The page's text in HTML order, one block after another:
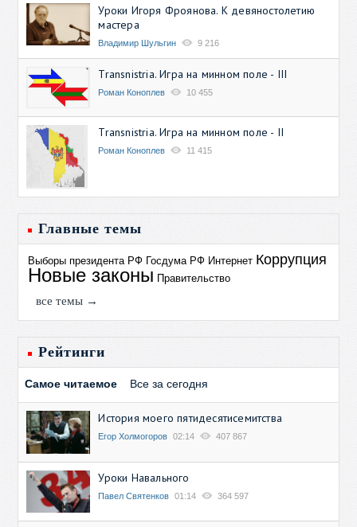
Уроки Игоря Фроянова. К девяностолетию
мастера
Владимир Шульгин 9 216
Transnistria. Игра на минном поле - III
Роман Коноплев 10 455
Transnistria. Игра на минном поле - II
Роман Коноплев 11 415
Главные темы
Выборы президента РФ Госдума РФ Интернет Коррупция
Новые законы Правительство
все темы →
Рейтинги
Самое читаемое Все за сегодня
История моего пятидесятисемитства
Егор Холмогоров 02:14 407 867
Уроки Навального
Павел Святенков 01:14 364 597